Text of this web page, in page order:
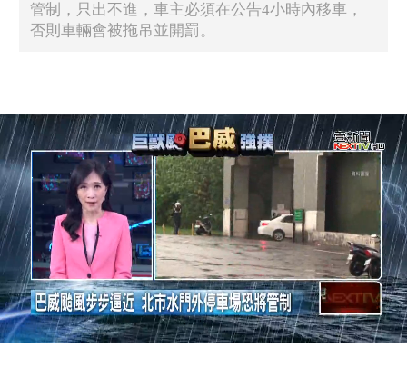
管制，只出不進，車主必須在公告4小時內移車，
否則車輛會被拖吊並開罰。